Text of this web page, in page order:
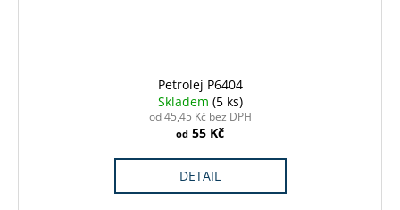
Petrolej P6404
Skladem (5 ks)
od 45,45 Kč bez DPH
od 55 Kč
DETAIL